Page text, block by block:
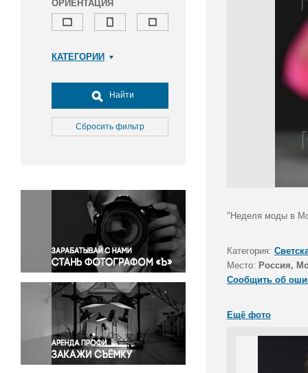
ОРИЕНТАЦИЯ
КАТЕГОРИИ
Досуг, туризм и отдых
Культура
Медицина
Окружающая среда
Политика
Правосудие
Происшествия и конфликты
Религия
Светская жизнь
Спорт
Экология
Экономика и бизнес
Найти
Сбросить фильтр
"Неделя моды в
Категория:
Место: Россия,
Сообщить об
Ещё фото